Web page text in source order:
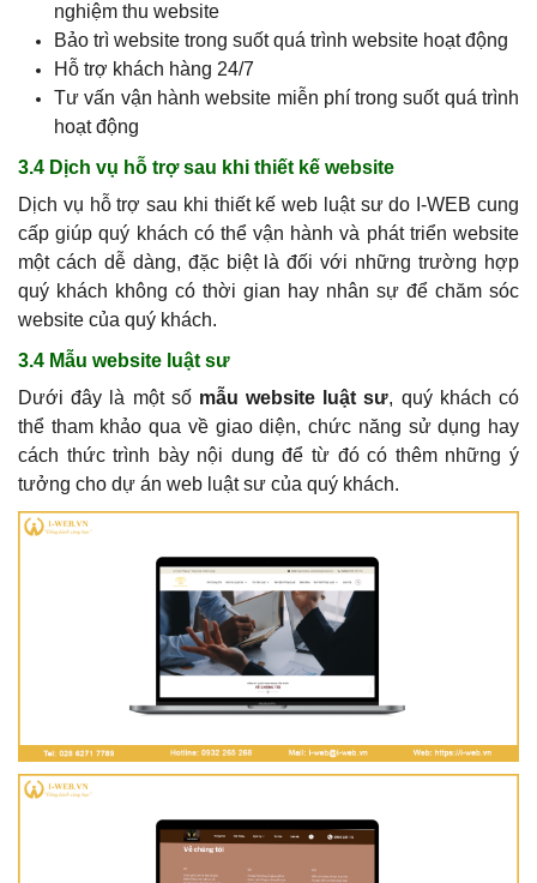
nghiệm thu website
Bảo trì website trong suốt quá trình website hoạt động
Hỗ trợ khách hàng 24/7
Tư vấn vận hành website miễn phí trong suốt quá trình
hoạt động
3.4 Dịch vụ hỗ trợ sau khi thiết kế website
Dịch vụ hỗ trợ sau khi thiết kế web luật sư do I-WEB cung
cấp giúp quý khách có thể vận hành và phát triển website
một cách dễ dàng, đặc biệt là đối với những trường hợp
quý khách không có thời gian hay nhân sự để chăm sóc
website của quý khách.
3.4 Mẫu website luật sư
Dưới đây là một số mẫu website luật sư, quý khách có
thể tham khảo qua về giao diện, chức năng sử dụng hay
cách thức trình bày nội dung để từ đó có thêm những ý
tưởng cho dự án web luật sư của quý khách.